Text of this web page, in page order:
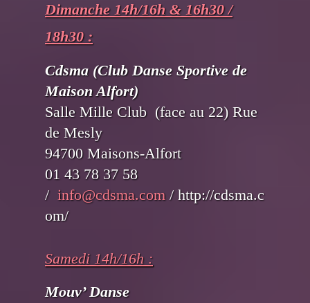
Dimanche 14h/16h & 16h30 /
18h30 :
Cdsma (Club Danse Sportive de
Maison Alfort)
Salle Mille Club (face au 22) Rue
de Mesly
94700 Maisons-Alfort
01 43 78 37 58
/ info@cdsma.com / http://cdsma.c
om/
Samedi 14h/16h :
Mouv’ Danse